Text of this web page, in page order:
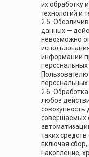
их обработку
технологий и
2.5.
данных —
невозможно
информации
персональных
2.6.
любое
совокупность
совершаемых
таких
включая сбор,
накопление,